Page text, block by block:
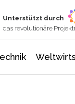
Unterstützt durch
das revolutionäre